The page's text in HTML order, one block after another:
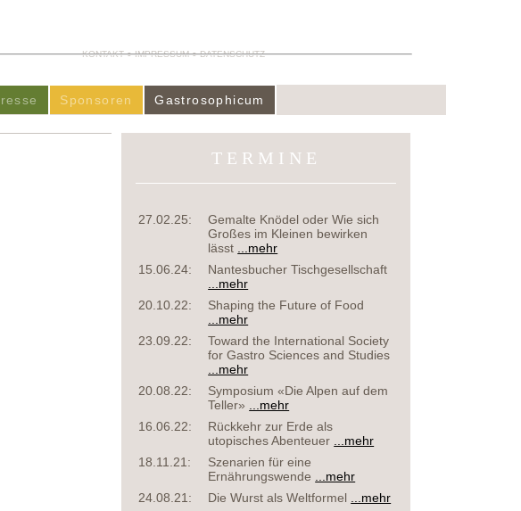
KONTAKT IMPRESSUM DATENSCHUTZ
Sponsoren Gastrosophicum
TERMINE
27.02.25:
Gemalte Knödel oder Wie sich
Großes im Kleinen bewirken
lässt
...mehr
15.06.24:
Nantesbucher Tischgesellschaft
...mehr
20.10.22:
Shaping the Future of Food
...mehr
23.09.22:
Toward the International Society
for Gastro Sciences and Studies
...mehr
20.08.22:
Symposium «Die Alpen auf dem
Teller»
...mehr
16.06.22:
Rückkehr zur Erde als
utopisches Abenteuer
...mehr
18.11.21:
Szenarien für eine
Ernährungswende
...mehr
24.08.21:
Die Wurst als Weltformel ...mehr